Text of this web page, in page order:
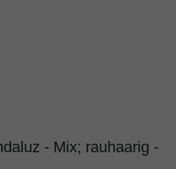
- Mix; rauhaarig -